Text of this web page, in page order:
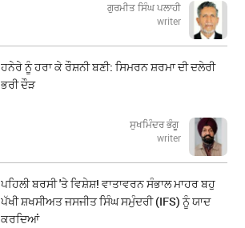
ਗੁਰਮੀਤ ਸਿੰਘ ਪਲਾਹੀ
writer
ਹਨੇਰੇ ਨੂੰ ਹਰਾ ਕੇ ਰੌਸ਼ਨੀ ਬਣੀ: ਸਿਮਰਨ ਸ਼ਰਮਾ ਦੀ ਦਲੇਰੀ
ਭਰੀ ਦੌੜ
ਸੁਖਮਿੰਦਰ ਭੰਗੂ
writer
ਪਹਿਲੀ ਬਰਸੀ 'ਤੇ ਵਿਸ਼ੇਸ਼! ਵਾਤਾਵਰਨ ਸੰਭਾਲ ਮਾਹਰ ਬਹੁ
ਪੱਖੀ ਸ਼ਖਸੀਅਤ ਜਸਜੀਤ ਸਿੰਘ ਸਮੁੰਦਰੀ (IFS) ਨੂੰ ਯਾਦ
ਕਰਦਿਆਂ